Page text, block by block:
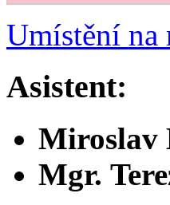
Umístění na
Asistent:
Miroslav
Mgr.